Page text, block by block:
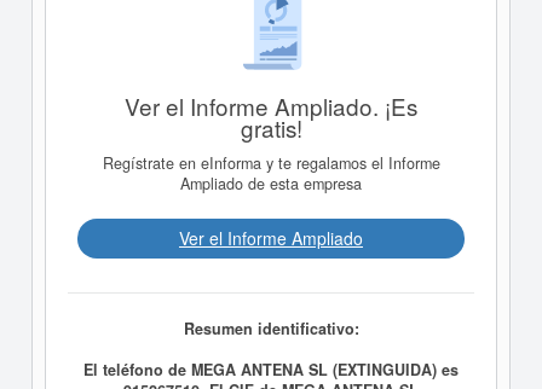
Ver el Informe Ampliado. ¡Es
gratis!
Regístrate en eInforma y te regalamos el Informe
Ampliado de esta empresa
Ver el Informe Ampliado
Resumen identificativo:
El teléfono de MEGA ANTENA SL (EXTINGUIDA) es